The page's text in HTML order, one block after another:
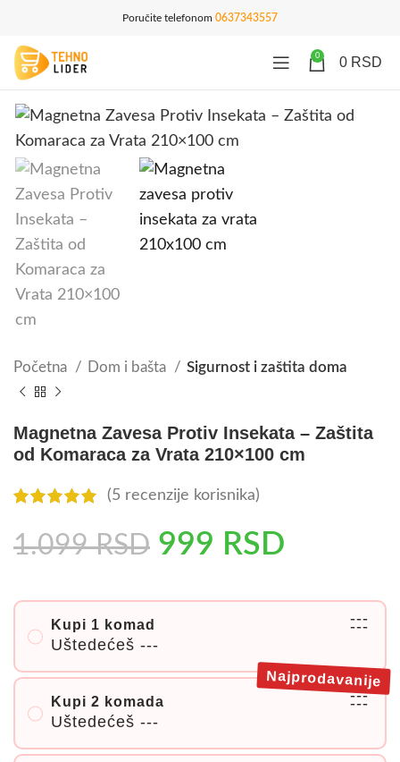
Poručite telefonom 0637343557
0 0 RSD
Početna Dom i bašta Sigurnost i zaštita doma
Magnetna Zavesa Protiv Insekata – Zaštita
od Komaraca za Vrata 210×100 cm
(5 recenzije korisnika)
1.099RSD 999 RSD
Kupi 1 komad
Uštedećeš ---
---
---
Kupi 2 komada
Uštedećeš ---
---
---
Najprodavanije